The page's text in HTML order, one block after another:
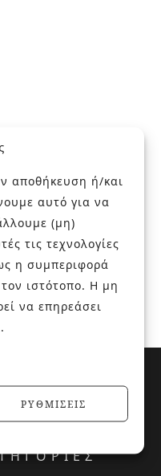
αποθήκευση ή/και
αυτό για να
(μη)
τις τεχνολογίες
η συμπεριφορά
ιστότοπο. Η μη
να επηρεάσει
ΡΥΘΜΊΣΕΙΣ